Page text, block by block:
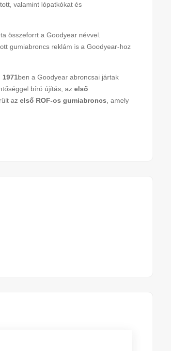
valamint lópatkókat és
összeforrt a Goodyear névvel.
gumiabroncs reklám is a Goodyear-hoz
1971ben a Goodyear abroncsai jártak
bíró újítás, azelső
azelső ROF-os gumiabroncs , amely